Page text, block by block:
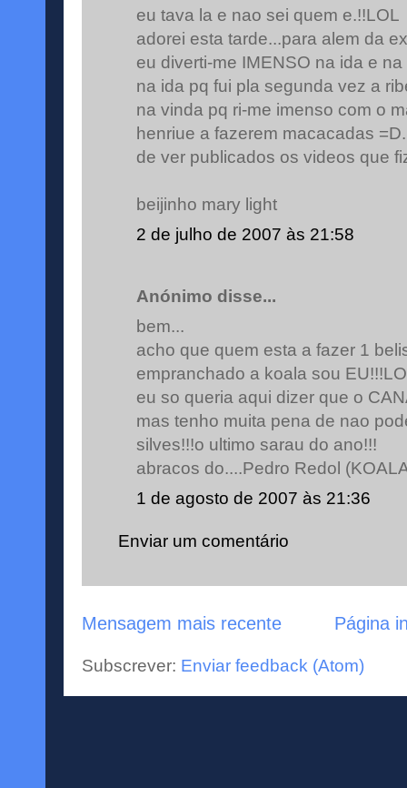
eu tava la e nao sei quem e.!!LOL
adorei esta tarde...para alem da
eu diverti-me IMENSO na ida e na
na ida pq fui pla segunda vez a
na vinda pq ri-me imenso com o
henriue a fazerem macacadas
de ver publicados os videos que
beijinho mary light
2 de julho de 2007 às 21:58
Anónimo disse...
bem...
acho que quem esta a fazer 1
empranchado a koala sou
eu so queria aqui dizer que o
mas tenho muita pena de nao
silves!!!o ultimo sarau do ano!!!
abracos do....Pedro Redol
1 de agosto de 2007 às 21:36
Enviar um comentário
Mensagem mais recente Página
Subscrever: Enviar feedback (Atom)